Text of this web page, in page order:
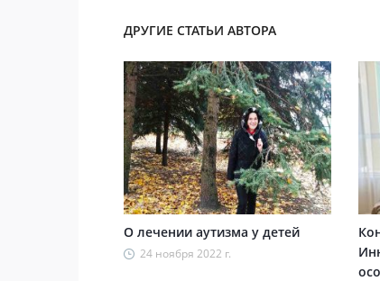
ДРУГИЕ СТАТЬИ АВТОРА
О лечении аутизма у детей
24 ноября 2022 г.